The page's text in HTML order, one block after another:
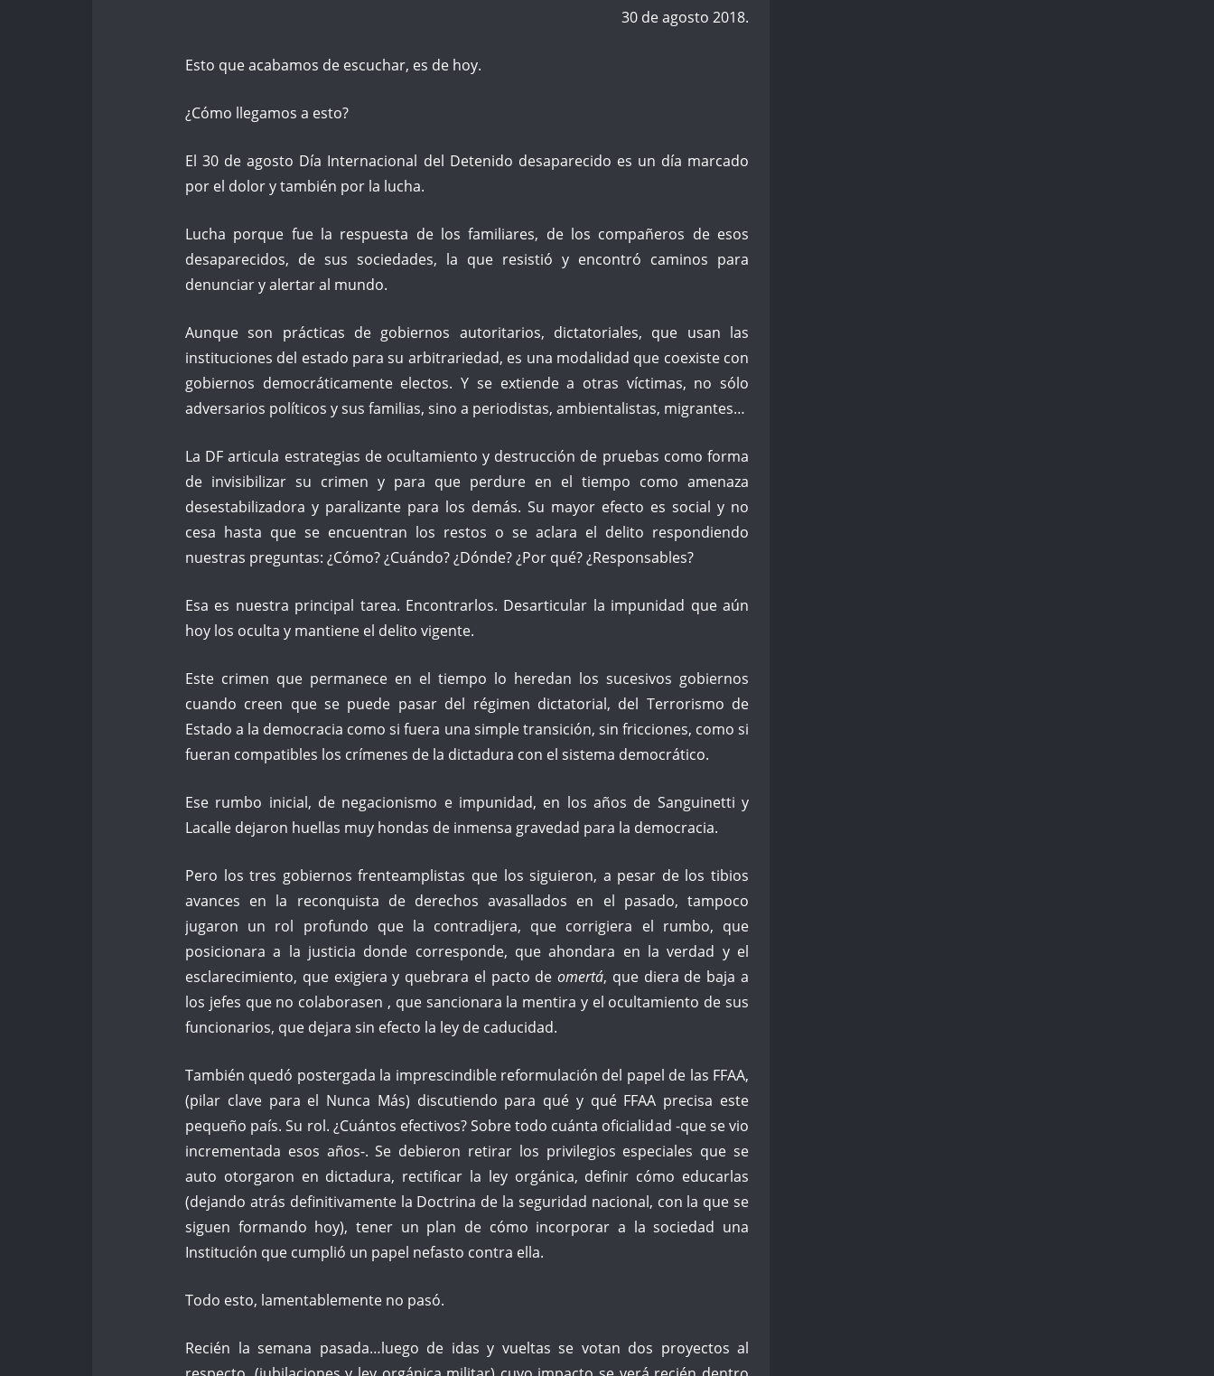
30 de agosto 2018.
Esto que acabamos de escuchar, es de hoy.
¿Cómo llegamos a esto?
El 30 de agosto Día Internacional del Detenido desaparecido es un día marcado
por el dolor y también por la lucha.
Lucha porque fue la respuesta de los familiares, de los compañeros de esos
desaparecidos, de sus sociedades, la que resistió y encontró caminos para
denunciar y alertar al mundo.
Aunque son prácticas de gobiernos autoritarios, dictatoriales, que usan las
instituciones del estado para su arbitrariedad, es una modalidad que coexiste con
gobiernos democráticamente electos. Y se extiende a otras víctimas, no sólo
adversarios políticos y sus familias, sino a periodistas, ambientalistas, migrantes…
La DF articula estrategias de ocultamiento y destrucción de pruebas como forma
de invisibilizar su crimen y para que perdure en el tiempo como amenaza
desestabilizadora y paralizante para los demás. Su mayor efecto es social y no
cesa hasta que se encuentran los restos o se aclara el delito respondiendo
nuestras preguntas: ¿Cómo? ¿Cuándo? ¿Dónde? ¿Por qué? ¿Responsables?
Esa es nuestra principal tarea. Encontrarlos. Desarticular la impunidad que aún
hoy los oculta y mantiene el delito vigente.
Este crimen que permanece en el tiempo lo heredan los sucesivos gobiernos
cuando creen que se puede pasar del régimen dictatorial, del Terrorismo de
Estado a la democracia como si fuera una simple transición, sin fricciones, como si
fueran compatibles los crímenes de la dictadura con el sistema democrático.
Ese rumbo inicial, de negacionismo e impunidad, en los años de Sanguinetti y
Lacalle dejaron huellas muy hondas de inmensa gravedad para la democracia.
Pero los tres gobiernos frenteamplistas que los siguieron, a pesar de los tibios
avances en la reconquista de derechos avasallados en el pasado, tampoco
jugaron un rol profundo que la contradijera, que corrigiera el rumbo, que
posicionara a la justicia donde corresponde, que ahondara en la verdad y el
esclarecimiento, que exigiera y quebrara el pacto deomertá, que diera de baja a
los jefes que no colaborasen , que sancionara la mentira y el ocultamiento de sus
funcionarios, que dejara sin efecto la ley de caducidad.
También quedó postergada la imprescindible reformulación del papel de las FFAA,
(pilar clave para el Nunca Más) discutiendo para qué y qué FFAA precisa este
pequeño país. Su rol. ¿Cuántos efectivos? Sobre todo cuánta oficialidad -que se vio
incrementada esos años-. Se debieron retirar los privilegios especiales que se
auto otorgaron en dictadura, rectificar la ley orgánica, definir cómo educarlas
(dejando atrás definitivamente la Doctrina de la seguridad nacional, con la que se
siguen formando hoy), tener un plan de cómo incorporar a la sociedad una
Institución que cumplió un papel nefasto contra ella.
Todo esto, lamentablemente no pasó.
Recién la semana pasada…luego de idas y vueltas se votan dos proyectos al